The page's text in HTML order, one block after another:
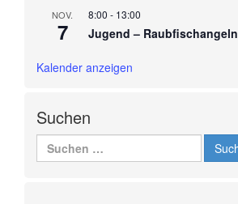
NOV.
7
8:00 - 13:00
Jugend – Raubfischangeln
Kalender anzeigen
Suchen
nach: